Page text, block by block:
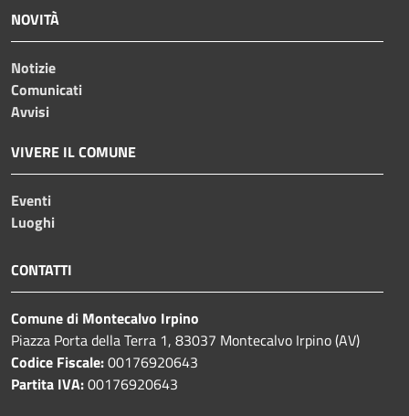
NOVITÀ
Notizie
Comunicati
Avvisi
VIVERE IL COMUNE
Eventi
Luoghi
CONTATTI
Comune di Montecalvo Irpino
Piazza Porta della Terra 1, 83037 Montecalvo Irpino (AV)
Codice Fiscale:00176920643
Partita IVA:00176920643